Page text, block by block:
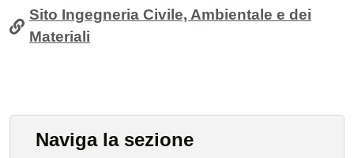
Contenuto
Sito Ingegneria Civile, Ambientale e dei
Materiali
Naviga la sezione